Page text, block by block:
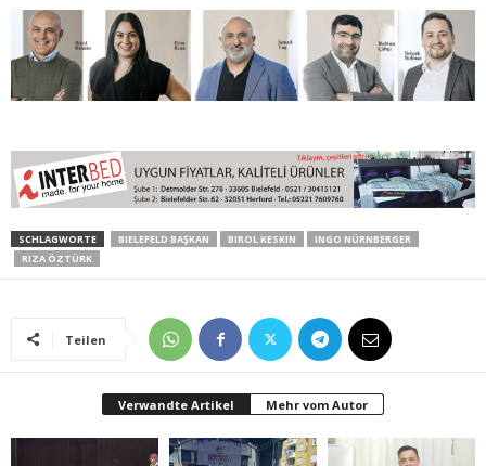
SCHLAGWORTE BIELEFELD BAŞKAN BIROL KESKIN
INGO NÜRNBERGER
RIZA ÖZTÜRK
Teilen
Verwandte Artikel Mehr vom Autor